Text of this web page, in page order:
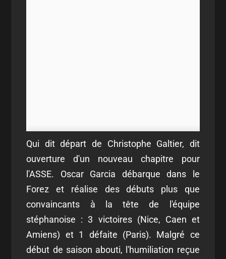
Qui dit départ de Christophe Galtier, dit
ouverture d'un nouveau chapitre pour
l'ASSE. Oscar Garcia débarque dans le
Forez et réalise des débuts plus que
convaincants à la tête de l'équipe
stéphanoise : 3 victoires (Nice, Caen et
Amiens) et 1 défaite (Paris). Malgré ce
début de saison abouti, l'humiliation reçue